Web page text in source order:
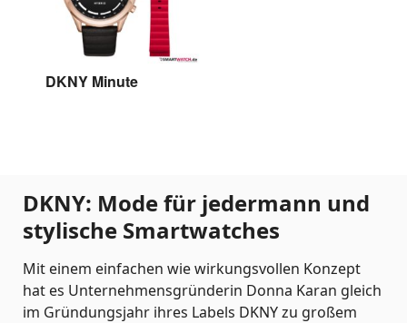
DKNY Minute
DKNY: Mode für jedermann und
stylische Smartwatches
Mit einem einfachen wie wirkungsvollen Konzept
hat es Unternehmensgründerin Donna Karan gleich
im Gründungsjahr ihres Labels DKNY zu großem